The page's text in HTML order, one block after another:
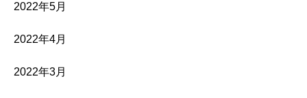
2022年5月
2022年4月
2022年3月